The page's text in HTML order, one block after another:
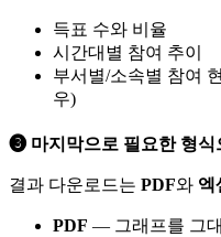
득표 수와 비율
시간대별 참여 추이
부서별/소속별 참여
우)
❸ 마지막으로 필요한 형식
결과 다운로드는 PDF와 엑
PDF — 그래프를 그